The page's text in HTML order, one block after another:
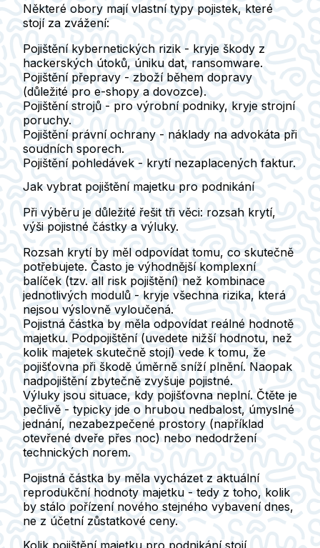
Některé obory mají vlastní typy pojistek, které
stojí za zvážení:
Pojištění kybernetických rizik - kryje škody z
hackerských útoků, úniku dat, ransomware.
Pojištění přepravy - zboží během dopravy
(důležité pro e-shopy a dovozce).
Pojištění strojů - pro výrobní podniky, kryje strojní
poruchy.
Pojištění právní ochrany - náklady na advokáta při
soudních sporech.
Pojištění pohledávek - krytí nezaplacených faktur.
Jak vybrat pojištění majetku pro podnikání
Při výběru je důležité řešit tři věci: rozsah krytí,
výši pojistné částky a výluky.
Rozsah krytíby měl odpovídat tomu, co skutečně
potřebujete. Často je výhodnější komplexní
balíček (tzv. all risk pojištění) než kombinace
jednotlivých modulů - kryje všechna rizika, která
nejsou výslovně vyloučená.
Pojistná částka by měla odpovídat reálné hodnotě
majetku. Podpojištění (uvedete nižší hodnotu, než
kolik majetek skutečně stojí) vede k tomu, že
pojišťovna při škodě úměrně sníží plnění. Naopak
nadpojištění zbytečně zvyšuje pojistné.
Výluky jsou situace, kdy pojišťovna neplní. Čtěte je
pečlivě - typicky jde o hrubou nedbalost, úmyslné
jednání, nezabezpečené prostory (například
otevřené dveře přes noc) nebo nedodržení
technických norem.
Pojistná částka by měla vycházet z aktuální
reprodukční hodnoty majetku - tedy z toho, kolik
by stálo pořízení nového stejného vybavení dnes,
ne z účetní zůstatkové ceny.
Kolik pojištění majetku pro podnikání stojí